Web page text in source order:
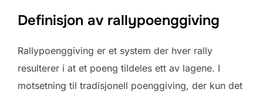
Definisjon av rallypoenggiving
Rallypoenggiving er et system der hver rally
resulterer i at et poeng tildeles ett av lagene. I
motsetning til tradisjonell poenggiving, der kun det